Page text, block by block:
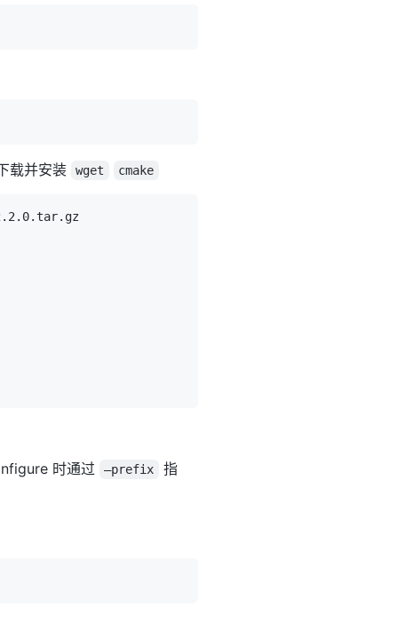
载并安装 wget cmake
时通过 —prefix
指